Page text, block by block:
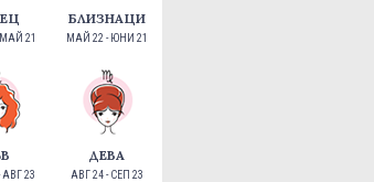
21
БЛИЗНАЦИ
МАЙ 22 - ЮНИ 21
АВГ 23
ДЕВА
АВГ 24 - СЕП 23